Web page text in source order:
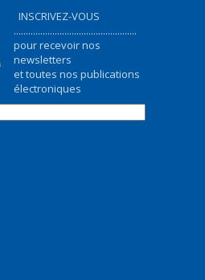
INSCRIVEZ-VOUS
...................................................
pour recevoir nos
newsletters
et toutes nos publications
électroniques